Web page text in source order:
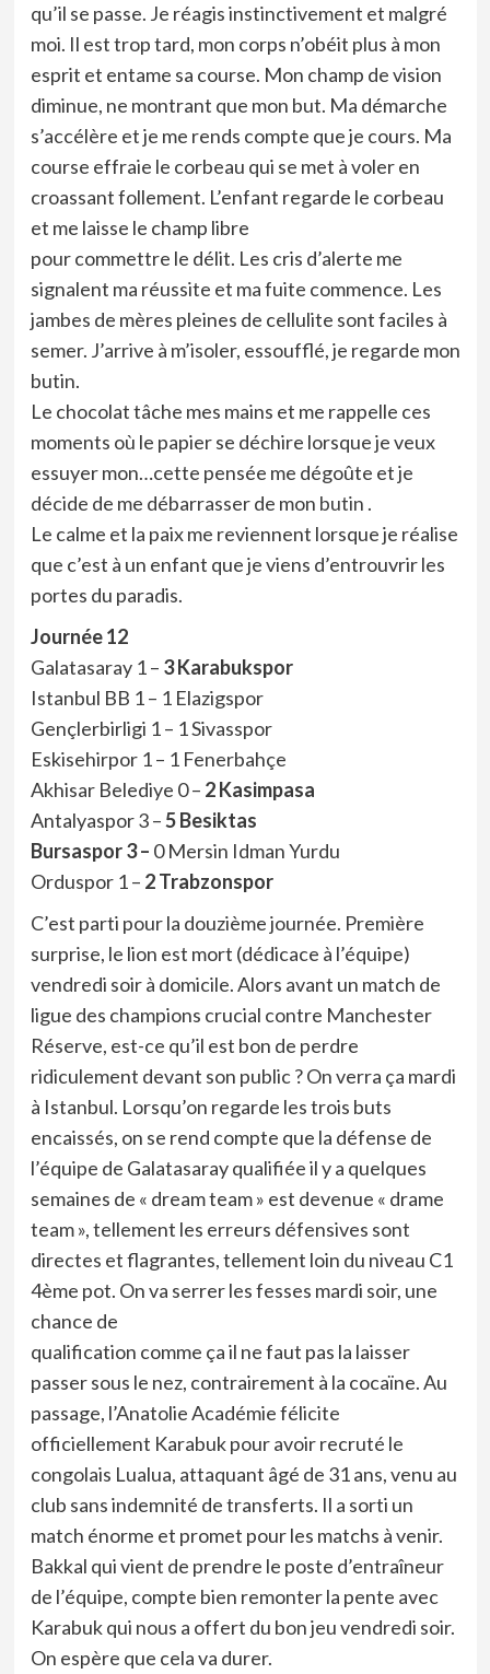
qu’il se passe. Je réagis instinctivement et malgré
moi. Il est trop tard, mon corps n’obéit plus à mon
esprit et entame sa course. Mon champ de vision
diminue, ne montrant que mon but. Ma démarche
s’accélère et je me rends compte que je cours. Ma
course effraie le corbeau qui se met à voler en
croassant follement. L’enfant regarde le corbeau
et me laisse le champ libre
pour commettre le délit. Les cris d’alerte me
signalent ma réussite et ma fuite commence. Les
jambes de mères pleines de cellulite sont faciles à
semer. J’arrive à m’isoler, essoufflé, je regarde mon
butin.
Le chocolat tâche mes mains et me rappelle ces
moments où le papier se déchire lorsque je veux
essuyer mon…cette pensée me dégoûte et je
décide de me débarrasser de mon butin .
Le calme et la paix me reviennent lorsque je réalise
que c’est à un enfant que je viens d’entrouvrir les
portes du paradis.
Journée 12
Galatasaray 1 – 3 Karabukspor
Istanbul BB 1 – 1 Elazigspor
Gençlerbirligi 1 – 1 Sivasspor
Eskisehirpor 1 – 1 Fenerbahçe
Akhisar Belediye 0 – 2 Kasimpasa
Antalyaspor 3 –5 Besiktas
Bursaspor 3 – 0 Mersin Idman Yurdu
Orduspor 1 – 2 Trabzonspor
C’est parti pour la douzième journée. Première
surprise, le lion est mort (dédicace à l’équipe)
vendredi soir à domicile. Alors avant un match de
ligue des champions crucial contre Manchester
Réserve, est-ce qu’il est bon de perdre
ridiculement devant son public ? On verra ça mardi
à Istanbul. Lorsqu’on regarde les trois buts
encaissés, on se rend compte que la défense de
l’équipe de Galatasaray qualifiée il y a quelques
semaines de « dream team » est devenue « drame
team », tellement les erreurs défensives sont
directes et flagrantes, tellement loin du niveau C1
4ème pot. On va serrer les fesses mardi soir, une
chance de
qualification comme ça il ne faut pas la laisser
passer sous le nez, contrairement à la cocaïne. Au
passage, l’Anatolie Académie félicite
officiellement Karabuk pour avoir recruté le
congolais Lualua, attaquant âgé de 31 ans, venu au
club sans indemnité de transferts. Il a sorti un
match énorme et promet pour les matchs à venir.
Bakkal qui vient de prendre le poste d’entraîneur
de l’équipe, compte bien remonter la pente avec
Karabuk qui nous a offert du bon jeu vendredi soir.
On espère que cela va durer.